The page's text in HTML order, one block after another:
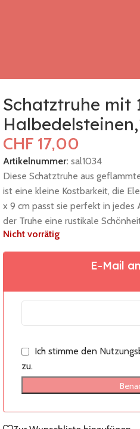
Schatztruhe mit
CHF 17,00
Artikelnummer: sal1034
Diese Schatztruhe aus
ist eine kleine Kostbarkeit, die
x 9 cm passt sie perfekt in
der Truhe eine rustikale
Nicht vorrätig
E-Mail
Ich stimme den
zu.